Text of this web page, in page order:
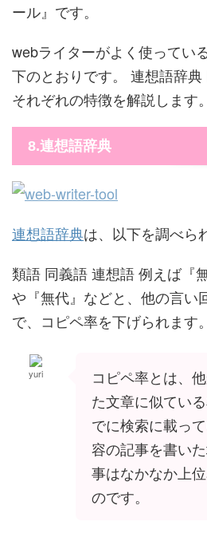
ール』です。
webライターがよく使ってい
下のとおりです。 連想語辞
それぞれの特徴を解説します。
8.連想語辞典
連想語辞典は、以下を調べら
類語 同義語 連想語 例えば『
や『無代』などと、他の言い
で、コピペ率を下げられます。
yuri
コピペ率とは、
た文章に似てい
でに検索に載っ
容の記事を書い
事はなかなか上
のです。